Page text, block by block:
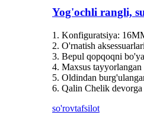
Yog'ochli rangli,
1. Konfiguratsiya:
2. O'rnatish
3. Bepul qopqoqni
4. Maxsus
5. Oldindan
6. Qalin Chelik devorga
so'rovtafsilot